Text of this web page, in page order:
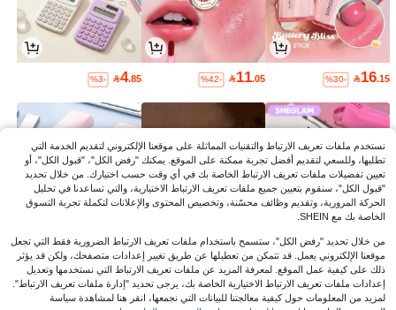
16.15
%30-
11.05
%42-
4.85
%3-
16.15
%30-
6.00
6.79
%3-
نستخدم ملفات تعريف الارتباط والتقنيات المماثلة على موقعنا الإلكتروني لتقديم الخدمة التي
تطلبها، وللسعي لتقديم أفضل تجربة ممكنة على الموقع. يمكنك "رفض الكل"، "قبول الكل"، أو
تعيين تفضيلات ملفات تعريف الارتباط الخاصة بك في أي وقت حسب اختيارك. من خلال تحديد
"قبول الكل"، سنقوم بتعيين جميع ملفات تعريف الارتباط الاختيارية، والتي تساعدنا في تحليل
الحركة المرورية، وتقديم وظائف محسّنة، وتخصيص المحتوى والإعلانات لتكملة تجربة التسوق
الخاصة بك مع SHEIN.
من خلال تحديد "رفض الكل"، ستسمح باستخدام ملفات تعريف الارتباط الضرورية فقط التي تجعل
موقعنا الإلكتروني يعمل. قد تتمكن من تعطيلها عن طريق تغيير إعدادات متصفحك، ولكن قد يؤثر
ذلك على كيفية عمل الموقع. لمعرفة المزيد عن ملفات تعريف الارتباط التي نستخدمها وتعديل
إعدادات ملفات تعريف الارتباط الاختيارية الخاصة بك، يرجى تحديد "إدارة ملفات تعريف الارتباط".
لمزيد من المعلومات حول كيفية معالجتنا للبيانات التي نجمعها، انقر هنا لمشاهدة سياسة